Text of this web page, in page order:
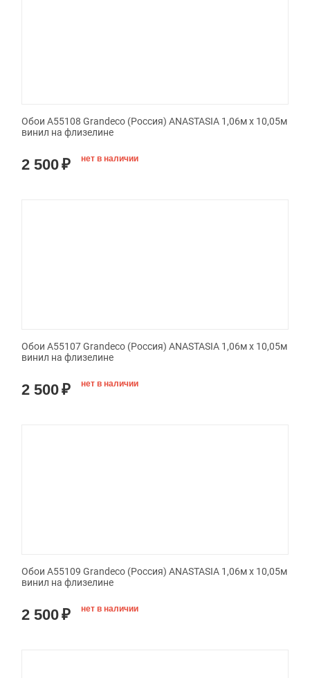
Обои A55108 Grandeco (Россия) ANASTASIA 1,06м х 10,05м
винил на флизелине
2 500₽ нет в наличии
Обои A55107 Grandeco (Россия) ANASTASIA 1,06м х 10,05м
винил на флизелине
2 500₽ нет в наличии
Обои A55109 Grandeco (Россия) ANASTASIA 1,06м х 10,05м
винил на флизелине
2 500₽ нет в наличии